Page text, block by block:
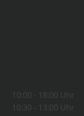
10:00 - 18:00 Uhr
10:30 - 13:00 Uhr